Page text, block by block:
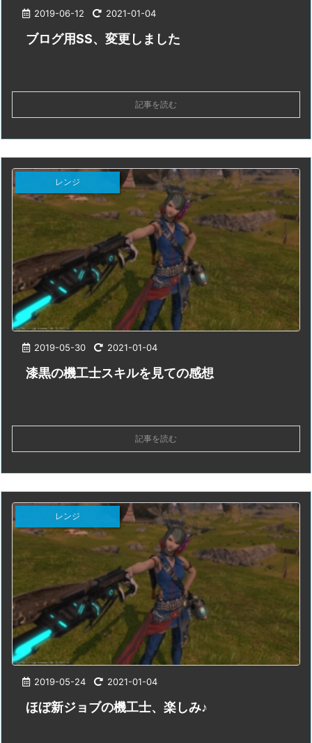
2019-06-12 2021-01-04
ブログ用SS、変更しました
記事を読む
2019-05-30 2021-01-04
レンジ
漆黒の機工士スキルを見ての感想
記事を読む
2019-05-24 2021-01-04
レンジ
ほぼ新ジョブの機工士、楽しみ♪